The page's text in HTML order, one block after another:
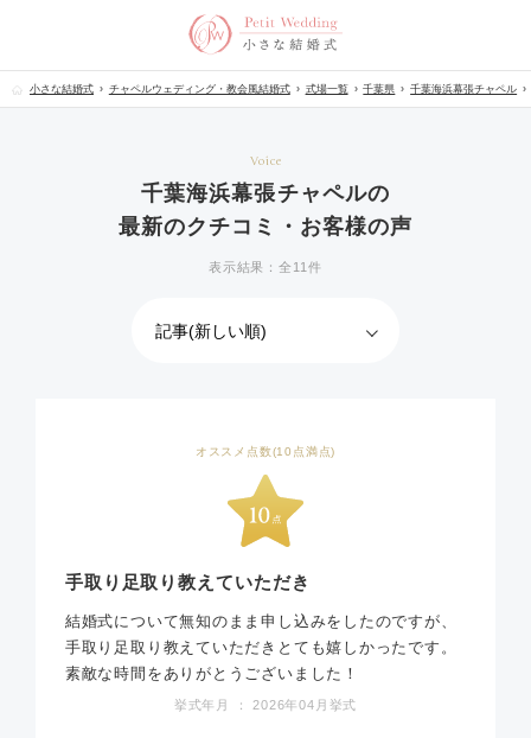
小さな結婚式 チャペルウェディング・教会風結婚式 式場一覧 千葉県 千葉海浜幕張チャペル
Voice
千葉海浜幕張チャペルの
最新のクチコミ・お客様の声
表示結果：全11件
オススメ点数(10点満点)
手取り足取り教えていただき
結婚式について無知のまま申し込みをしたのですが、
手取り足取り教えていただきとても嬉しかったです。
素敵な時間をありがとうございました！
挙式年月 ： 2026年04月挙式